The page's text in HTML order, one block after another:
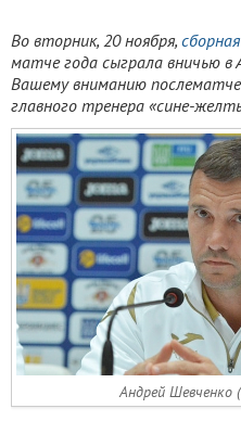
Во вторник, 20 ноября,
матче года сыграла вничью в
Вашему вниманию
главного тренера «сине-
Андрей Шевченко